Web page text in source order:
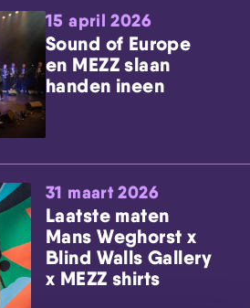
15 april 2026
Sound of Europe
en MEZZ slaan
handen ineen
31 maart 2026
Laatste maten
Mans Weghorst x
Blind Walls Gallery
x MEZZ shirts